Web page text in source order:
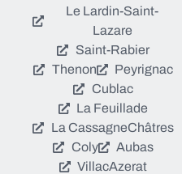
Le Lardin-Saint-
Lazare
Saint-Rabier
Thenon
Peyrignac
Cublac
La Feuillade
La CassagneChâtres
Coly
Aubas
VillacAzerat